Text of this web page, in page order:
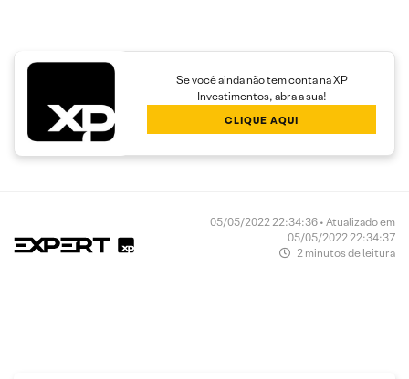
Se você ainda não tem conta na XP
Investimentos, abra a sua!
CLIQUE AQUI
05/05/2022 22:34:36 • Atualizado em
05/05/2022 22:34:37
2 minutos de leitura